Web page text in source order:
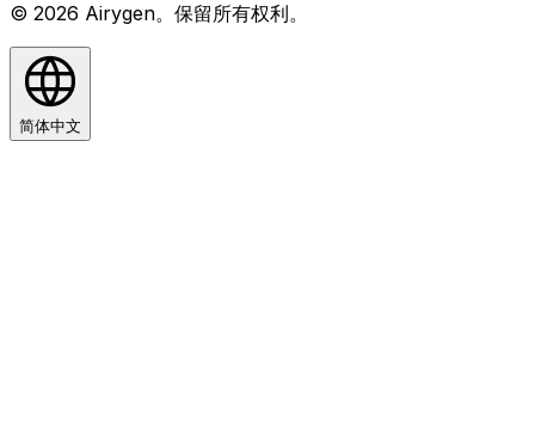
© 2026 Airygen。保留所有权利。
简体中文